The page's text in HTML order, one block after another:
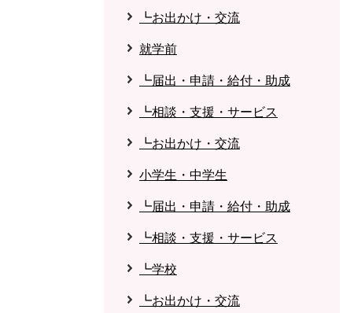
┗お出かけ・交流
就学前
┗届出・申請・給付・助成
┗相談・支援・サービス
┗お出かけ・交流
小学生・中学生
┗届出・申請・給付・助成
┗相談・支援・サービス
┗学校
┗お出かけ・交流